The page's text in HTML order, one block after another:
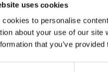
uses cookies
cookies to personalise
about your use of our
that you’ve